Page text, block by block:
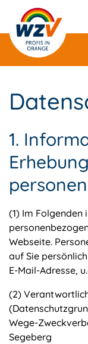
1.
Erhebung
(1) Im Folgenden
Webseite.
auf Sie
E-Mail-Adresse,
(2)
Wege-
Segeberg